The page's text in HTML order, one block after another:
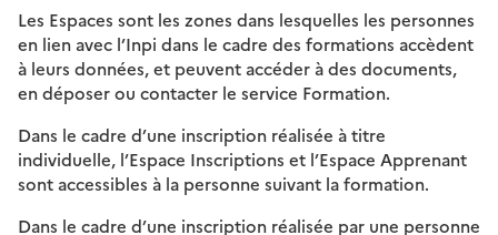
Les Espaces sont les zones dans lesquelles les personnes
en lien avec l’Inpi dans le cadre des formations accèdent
à leurs données, et peuvent accéder à des documents,
en déposer ou contacter le service Formation.
Dans le cadre d’une inscription réalisée à titre
individuelle, l’Espace Inscriptions et l’Espace Apprenant
sont accessibles à la personne suivant la formation.
Dans le cadre d’une inscription réalisée par une personne